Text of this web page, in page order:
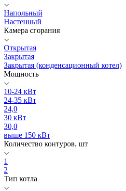
Напольный
Настенный
Камера сгорания
Открытая
Закрытая
Закрытая (конденсационный котел)
Мощность
10-24 кВт
24-35 кВт
24,0
30 кВт
30,0
выше 150 кВт
Количество контуров, шт
1
2
Тип котла